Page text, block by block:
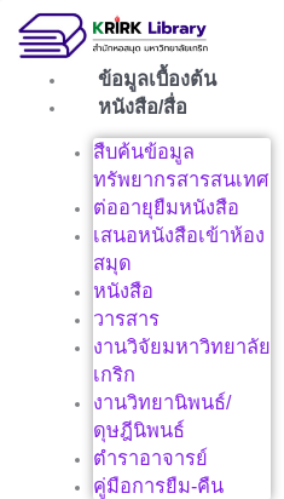
ข้อมูลเบื้องต้น
หนังสือ/สื่อ
สืบค้นข้อมูล
ทรัพยากรสารสนเทศ
ต่ออายุยืมหนังสือ
เสนอหนังสือเข้าห้อง
สมุด
หนังสือ
วารสาร
งานวิจัยมหาวิทยาลัย
เกริก
งานวิทยานิพนธ์/
ดุษฎีนิพนธ์
ตำราอาจารย์
คู่มือการยืม-คืน